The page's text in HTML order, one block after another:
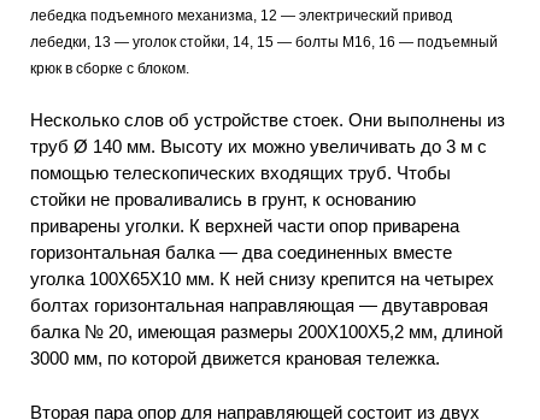
лебедка подъемного механизма, 12 — электрический привод
лебедки, 13 — уголок стойки, 14, 15 — болты М16, 16 — подъемный
крюк в сборке с блоком.
Несколько слов об устройстве стоек. Они выполнены из
труб Ø 140 мм. Высоту их можно увеличивать до 3 м с
помощью телескопических входящих труб. Чтобы
стойки не проваливались в грунт, к основанию
приварены уголки. К верхней части опор приварена
горизонтальная балка — два соединенных вместе
уголка 100Х65Х10 мм. К ней снизу крепится на четырех
болтах горизонтальная направляющая — двутавровая
балка № 20, имеющая размеры 200Х100X5,2 мм, длиной
3000 мм, по которой движется крановая тележка.
Вторая пара опор для направляющей состоит из двух